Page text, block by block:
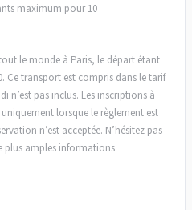
maximum pour 10
le monde à Paris, le départ étant
Ce transport est compris dans le tarif
n’est pas inclus. Les inscriptions à
lorsque le règlement est
n’est acceptée. N’hésitez pas
plus amples informations